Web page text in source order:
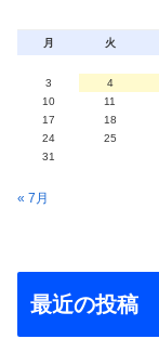
月 火
3
4
10
11
17
18
24
25
31
« 7月
最近の投稿